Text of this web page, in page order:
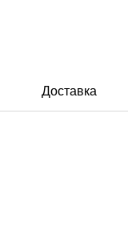
Доставка